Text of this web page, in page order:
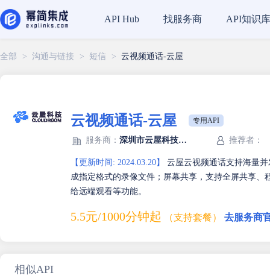
API Hub 找服务商 API知识库
全部 > 沟通与链接 > 短信 > 云视频通话-云屋
云视频通话-云屋 专用API
服务商： 深圳市云屋科技有限公司 推荐者：
【更新时间: 2024.03.20】
云屋云视频通话支持海量
成指定格式的录像文件；屏幕共享，支持全屏共享
给远端观看等功能。
5.5元/1000分钟起 （支持套餐） 去服务商
相似API